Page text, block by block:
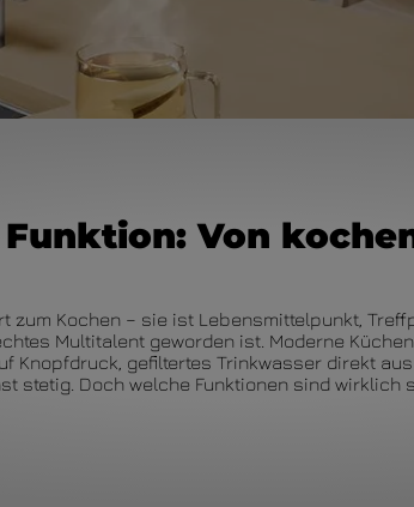
Von
zum Kochen – sie ist Lebensmittelpunkt,
Multitalent geworden ist. Moderne
Knopfdruck, gefiltertes Trinkwasser direkt
stetig. Doch welche Funktionen sind wirklich